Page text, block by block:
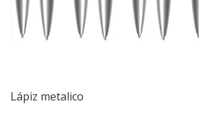
Lápiz metalico